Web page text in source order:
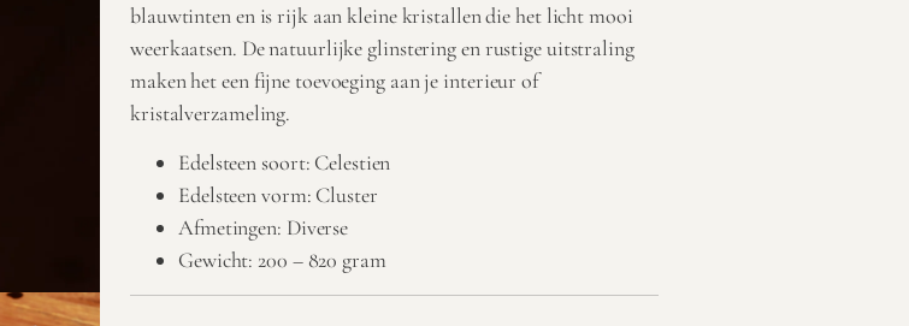
blauwtinten en is rijk aan kleine kristallen die het licht mooi
weerkaatsen. De natuurlijke glinstering en rustige uitstraling
maken het een fijne toevoeging aan je interieur of
kristalverzameling.
Edelsteen soort: Celestien
Edelsteen vorm: Cluster
Afmetingen: Diverse
Gewicht: 200 – 820 gram